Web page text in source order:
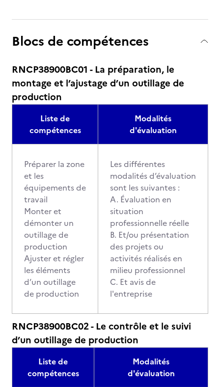
Blocs de compétences
RNCP38900BC01 - La préparation, le
montage et l’ajustage d’un outillage de
production
Liste de
compétences
Modalités
d'évaluation
Préparer la zone
et les
équipements de
travail
Monter et
démonter un
outillage de
production
Ajuster et régler
les éléments
d’un outillage
de production
Les différentes
modalités d’évaluation
sont les suivantes :
A. Évaluation en
situation
professionnelle réelle
B. Et/ou présentation
des projets ou
activités réalisés en
milieu professionnel
C. Et avis de
l'entreprise
RNCP38900BC02 - Le contrôle et le suivi
d’un outillage de production
Liste de
compétences
Modalités
d'évaluation